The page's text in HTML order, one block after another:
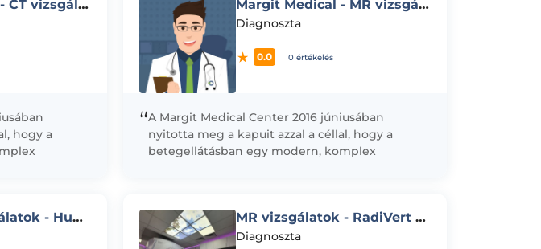
Margit Medical - CT vizsgálat
hogy a
Margit Medical - MR vizsgálat
Diagnoszta
0.0 0 értékelés
“A Margit Medical Center 2016 júniusában
nyitotta meg a kapuit azzal a céllal, hogy a
betegellátásban egy modern, komplex
Eszközös vizsgálatok - Hungária Med-M MR vizsgálatok - RadiVert Diagnostic
Diagnoszta